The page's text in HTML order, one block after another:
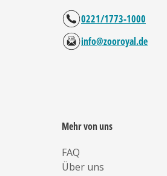
0221/1773-1000
info@zooroyal.de
Mehr von uns
FAQ
Über uns